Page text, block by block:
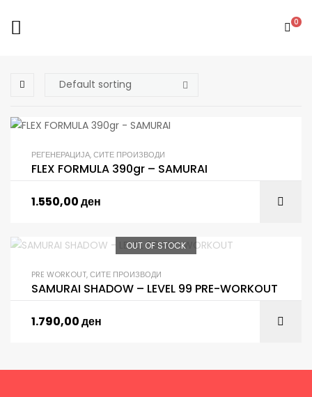
0
РЕГЕНЕРАЦИЈА,СИТЕ ПРОИЗВОДИ
FLEX FORMULA 390gr – SAMURAI
1.550,00ден
OUT OF STOCK
PRE WORKOUT,СИТЕ ПРОИЗВОДИ
SAMURAI SHADOW – LEVEL 99 PRE-WORKOUT
1.790,00ден